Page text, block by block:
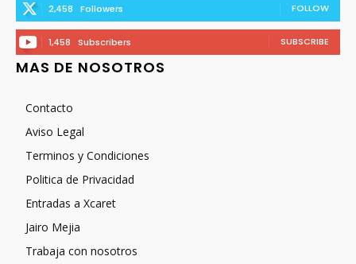
2,458 Followers FOLLOW
1,458 Subscribers SUBSCRIBE
MAS DE NOSOTROS
Contacto
Aviso Legal
Terminos y Condiciones
Politica de Privacidad
Entradas a Xcaret
Jairo Mejia
Trabaja con nosotros